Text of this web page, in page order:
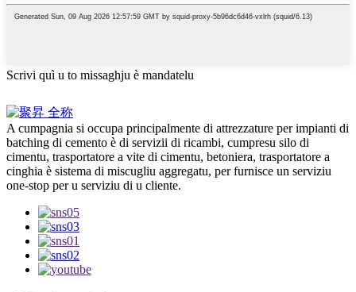
Scrivi quì u to missaghju è mandatelu
A cumpagnia si occupa principalmente di attrezzature per impianti di
batching di cemento è di servizii di ricambi, cumpresu silo di
cimentu, trasportatore a vite di cimentu, betoniera, trasportatore a
cinghia è sistema di miscugliu aggregatu, per furnisce un serviziu
one-stop per u serviziu di u cliente.